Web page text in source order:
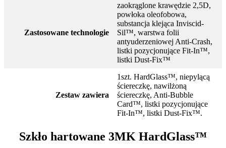
Zastosowane technologie
zaokrąglone krawędzie 2,5D,
powłoka oleofobowa,
substancja klejąca Inviscid-
Sil™, warstwa folii
antyuderzeniowej Anti-Crash,
listki pozycjonujące Fit-In™,
listki Dust-Fix™
Zestaw zawiera
1szt. HardGlass™, niepylącą
ściereczkę, nawilżoną
ściereczkę, Anti-Bubble
Card™, listki pozycjonujące
Fit-In™, listki Dust-Fix™.
Szkło hartowane 3MK HardGlass™